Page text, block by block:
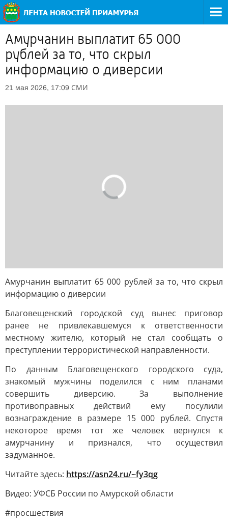
Амурчанин выплатит 65 000
рублей за то, что скрыл
информацию о диверсии
21 мая 2026, 17:09 СМИ
Амурчанин выплатит 65 000 рублей за то, что скрыл
информацию о диверсии
Благовещенский городской суд вынес приговор
ранее не привлекавшемуся к ответственности
местному жителю, который не стал сообщать о
преступлении террористической направленности.
По данным Благовещенского городского суда,
знакомый мужчины поделился с ним планами
совершить диверсию. За выполнение
противоправных действий ему посулили
вознаграждение в размере 15 000 рублей. Спустя
некоторое время тот же человек вернулся к
амурчанину и признался, что осуществил
задуманное.
Читайте здесь: https://asn24.ru/~fy3qg
Видео: УФСБ России по Амурской области
#просшествия